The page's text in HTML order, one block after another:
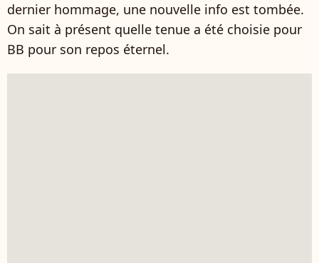
dernier hommage, une nouvelle info est tombée.
On sait à présent quelle tenue a été choisie pour
BB pour son repos éternel.